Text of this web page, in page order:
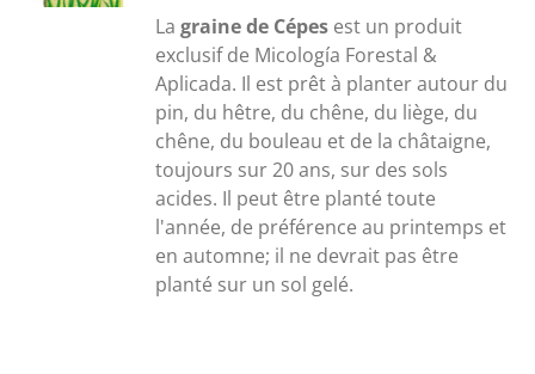
30,00€
à
300,00€
Lagraine de Cépes est un produit
exclusif de Micología Forestal &
Aplicada. Il est prêt à planter autour du
pin, du hêtre, du chêne, du liège, du
chêne, du bouleau et de la châtaigne,
toujours sur 20 ans, sur des sols
acides. Il peut être planté toute
l'année, de préférence au printemps et
en automne; il ne devrait pas être
planté sur un sol gelé.